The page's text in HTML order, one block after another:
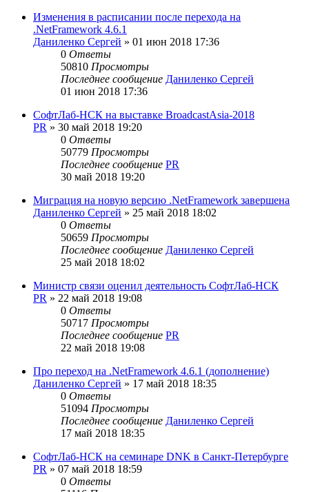
Изменения в расписании после перехода на
.NetFramework 4.6.1
Даниленко Сергей » 01 июн 2018 17:36
0 Ответы
50810 Просмотры
Последнее сообщение Даниленко Сергей
01 июн 2018 17:36
СофтЛаб-НСК на выставке BroadcastAsia-2018
PR » 30 май 2018 19:20
0 Ответы
50779 Просмотры
Последнее сообщение PR
30 май 2018 19:20
Миграция на новую версию .NetFramework завершена
Даниленко Сергей » 25 май 2018 18:02
0 Ответы
50659 Просмотры
Последнее сообщение Даниленко Сергей
25 май 2018 18:02
Министр связи оценил деятельность СофтЛаб-НСК
PR » 22 май 2018 19:08
0 Ответы
50717 Просмотры
Последнее сообщение PR
22 май 2018 19:08
Про переход на .NetFramework 4.6.1 (дополнение)
Даниленко Сергей » 17 май 2018 18:35
0 Ответы
51094 Просмотры
Последнее сообщение Даниленко Сергей
17 май 2018 18:35
СофтЛаб-НСК на семинаре DNK в Санкт-Петербурге
PR » 07 май 2018 18:59
0 Ответы